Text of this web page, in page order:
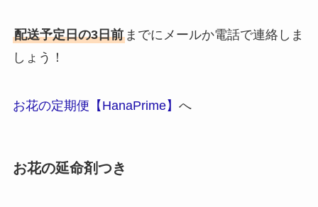
配送予定日の3日前までにメールか電話で連絡しま
しょう！
お花の定期便【HanaPrime】 へ
お花の延命剤つき